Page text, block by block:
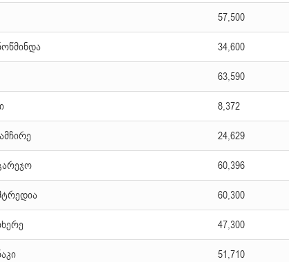
57,500
34,600
63,590
8,372
24,629
60,396
60,300
47,300
51,710